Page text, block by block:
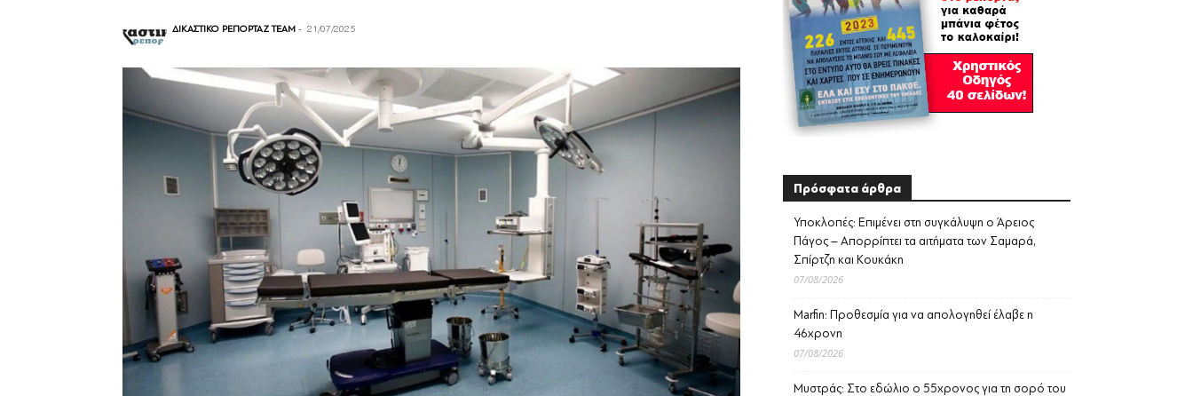
ΔΙΚΑΣΤΙΚΟ ΡΕΠΟΡΤΑΖ TEAM - 21/07/2025
Πρόσφατα άρθρα
Υποκλοπές: Επιμένει στη συγκάλυψη ο Άρειος
Πάγος – Απορρίπτει τα αιτήματα των Σαμαρά,
Σπίρτζη και Κουκάκη
07/08/2026
Marfin: Προθεσμία για να απολογηθεί έλαβε η
46χρονη
07/08/2026
Μυστράς: Στο εδώλιο ο 55χρονος για τη σορό του